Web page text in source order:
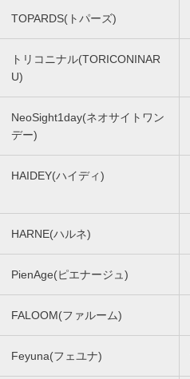
TOPARDS(トパーズ)
トリコニナル(TORICONINAR
U)
NeoSight1day(ネオサイトワン
デー)
HAIDEY(ハイディ)
HARNE(ハルネ)
PienAge(ピエナージュ)
FALOOM(ファルーム)
Feyuna(フェユナ)